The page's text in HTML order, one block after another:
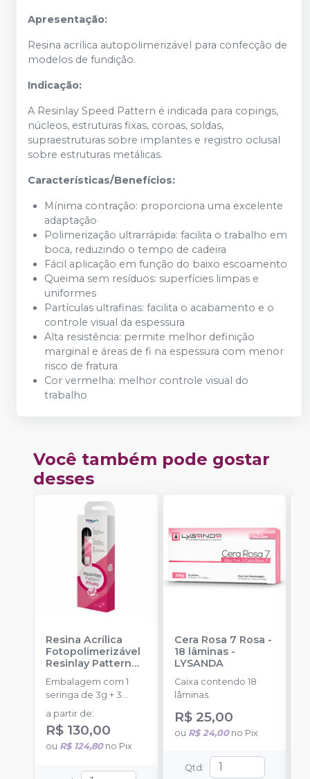
Apresentação:
Resina acrílica autopolimerizável para confecção de
modelos de fundição.
Indicação:
A Resinlay Speed Pattern é indicada para copings,
núcleos, estruturas fixas, coroas, soldas,
supraestruturas sobre implantes e registro oclusal
sobre estruturas metálicas.
Características/Benefícios:
Mínima contração: proporciona uma excelente
adaptação
Polimerização ultrarrápida: facilita o trabalho em
boca, reduzindo o tempo de cadeira
Fácil aplicação em função do baixo escoamento
Queima sem resíduos: superfícies limpas e
uniformes
Partículas ultrafinas: facilita o acabamento e o
controle visual da espessura
Alta resistência: permite melhor definição
marginal e áreas de fi na espessura com menor
risco de fratura
Cor vermelha: melhor controle visual do
trabalho
Você também pode gostar
desses
Resina Acrílica
Fotopolimerizável
Resinlay Pattern
Photo Gel
Embalagem com 1
seringa de 3g + 3
ponteiras.
a partir de:
R$ 130,00
ou R$ 124,80no Pix
Cera Rosa 7 Rosa -
18 lâminas-
LYSANDA
Caixa contendo 18
lâminas.
R$ 25,00
ou R$ 24,00no Pix
Qtd: